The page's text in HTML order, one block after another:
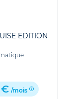
EDITION
€ /mois